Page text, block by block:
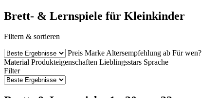
Brett- & Lernspiele für Kleinkinder
Filtern & sortieren
Preis Marke Altersempfehlung ab Für wen?
Material Produkteigenschaften Lieblingsstars Sprache
Filter